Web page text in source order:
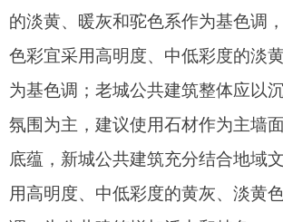
（七）城市眺望系统与建筑高度引导
充分依托中心城区两山夹城、山水穿
特征，塑造帕米尔路城市中脊，分段引导
造，构建望山见水的景观视廊。规划确定
沿布古孜河、友谊河两大滨水景观廊道，
路、人民路、文化路、
松他克路
、迎宾路、